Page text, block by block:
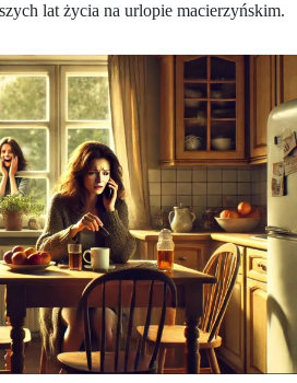
lat życia na urlopie macierzyńskim.